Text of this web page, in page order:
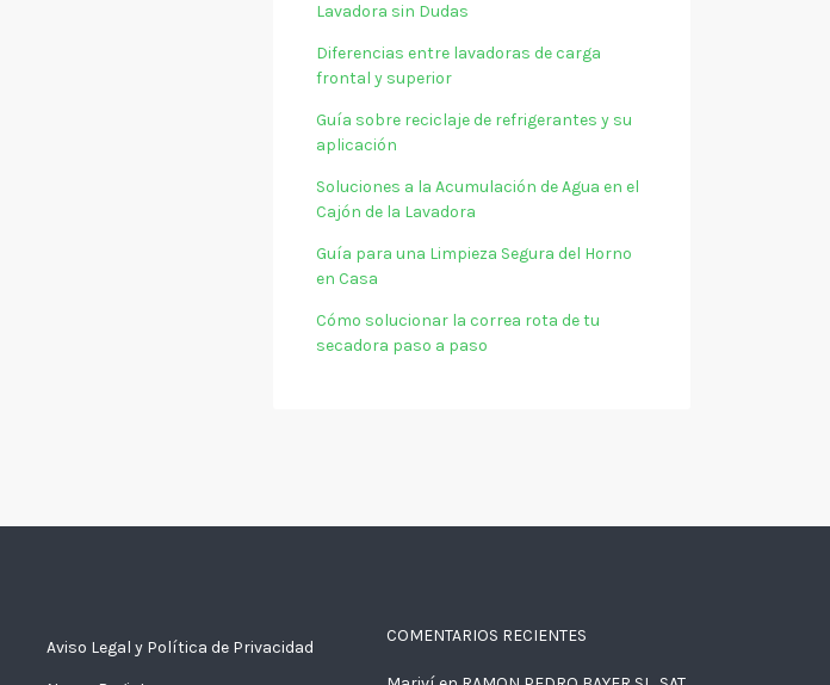
Lavadora sin Dudas
Diferencias entre lavadoras de carga
frontal y superior
Guía sobre reciclaje de refrigerantes y su
aplicación
Soluciones a la Acumulación de Agua en el
Cajón de la Lavadora
Guía para una Limpieza Segura del Horno
en Casa
Cómo solucionar la correa rota de tu
secadora paso a paso
Aviso Legal y Política de Privacidad
COMENTARIOS RECIENTES